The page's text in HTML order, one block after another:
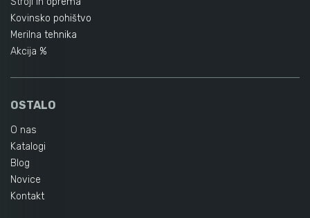
Kovinsko pohištvo
Merilna tehnika
Akcija %
OSTALO
O nas
Katalogi
Blog
Novice
Kontakt